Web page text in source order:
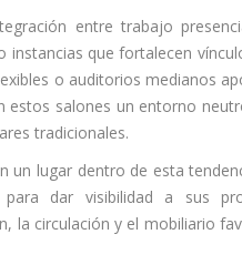
entre trabajo
que fortalecen
o auditorios medianos
estos salones un entorno
tradicionales.
un lugar dentro de esta
para dar visibilidad a sus
la circulación y el mobiliario